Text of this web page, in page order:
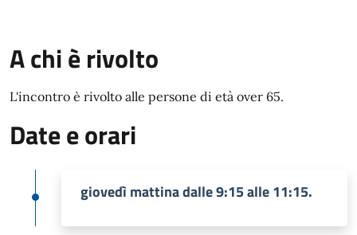
A chi è rivolto
L'incontro è rivolto alle persone di età over 65.
Date e orari
giovedì mattina dalle 9:15 alle 11:15.